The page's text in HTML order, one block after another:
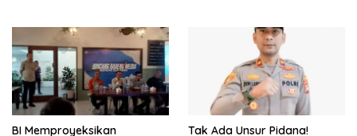
BI Memproyeksikan
Tak Ada Unsur Pidana!